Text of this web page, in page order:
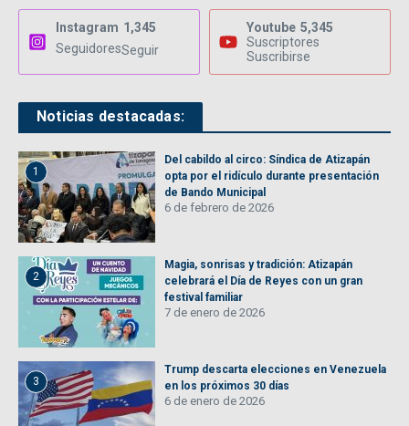
Instagram 1,345
SeguidoresSeguir
Youtube 5,345
Suscriptores
Suscribirse
Noticias destacadas:
1
Del cabildo al circo: Síndica de Atizapán
opta por el ridículo durante presentación
de Bando Municipal
6 de febrero de 2026
2
Magia, sonrisas y tradición: Atizapán
celebrará el Día de Reyes con un gran
festival familiar
7 de enero de 2026
3
Trump descarta elecciones en Venezuela
en los próximos 30 días
6 de enero de 2026